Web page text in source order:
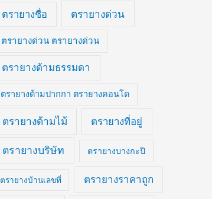
ตรายางชื่อ ตรายางด่วน
ตรายางด่วน ตรายางด่วน
ตรายางด้ามธรรมดา
ตรายางด้ามปากกา ตรายางคอนโด
ตรายางด้ามไม้ ตรายางที่อยู่
ตรายางบริษัท ตรายางบางกะปิ
ตรายางบ้านเลขที่ ตรายางราคาถูก